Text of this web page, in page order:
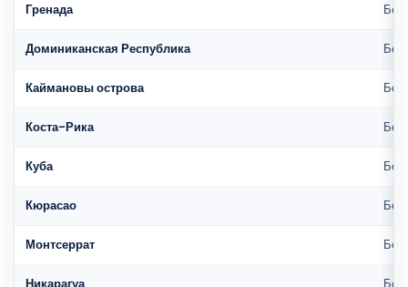
Гренада Без
Доминиканская Республика Без
Каймановы острова Без
Коста-Рика Без
Куба Без
Кюрасао Без
Монтсеррат Без